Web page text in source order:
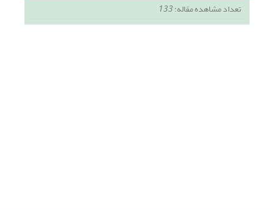
تعداد مشاهده مقاله:133